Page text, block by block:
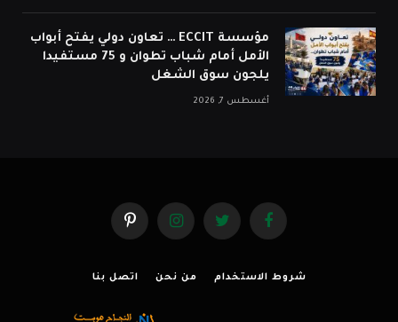
مؤسسة ECCIT … تعاون دولي يفتح أبواب
الأمل أمام شباب تطوان و 75 مستفيدا
يلجون سوق الشغل
أغسطس 7, 2026
فيسبوك تويتر الانستغرامبينتيريست
شروط الاستخدام من نحن اتصل بنا